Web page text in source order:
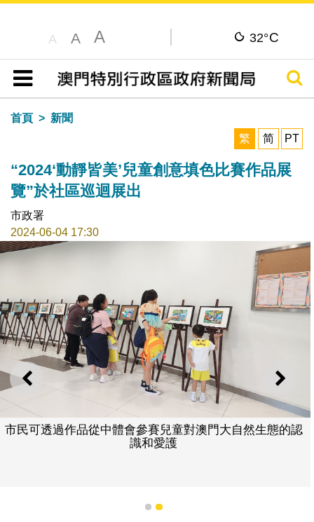
A A A 32°C
目錄
搜尋
首頁
新聞
繁
简 PT
“2024‘動靜皆美’兒童創意填色比賽作品展
覽”於社區巡迴展出
市政署
2024-06-04 17:30
上一則 下一
市民可透過作品從中體會參賽兒童對澳門大自然生態的認
識和愛護
1 2